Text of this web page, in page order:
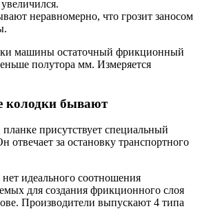
неравномерно, что грозит заносом
машины остаточный фрикционный
полутора мм. Измеряется
колодки бывают
присутствует специальный
за остановку транспортного
идеального соотношения
для создания фрикционного слоя
Производители выпускают 4 типа